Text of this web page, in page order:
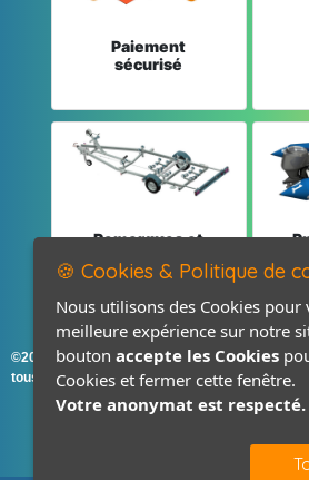
Paiement
sécurisé
Remorques et
©2026-2027 France Accastillage
tous droits réservés
🍪 Cookies & Politique de
Nous utilisons des Cookies
meilleure expérience sur notre
bouton accepte les Cookies
Cookies et fermer cette fenêtre.
Votre anonymat est respecté.